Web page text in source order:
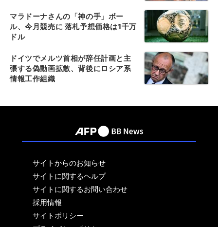
マラドーナさんの「神の手」ボー
ル、今月競売に 落札予想価格は1千万
ドル
ドイツでメルツ首相が辞任計画と主
張する偽動画拡散、背後にロシア系
情報工作組織
サイトからのお知らせ
サイトに関するヘルプ
サイトに関するお問い合わせ
採用情報
サイトポリシー